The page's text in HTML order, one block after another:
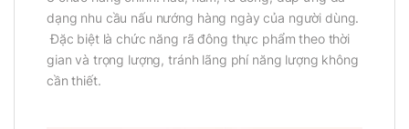
dạng nhu cầu nấu nướng hàng ngày của người dùng.
Đặc biệt là chức năng rã đông thực phẩm theo thời
gian và trọng lượng, tránh lãng phí năng lượng không
cần thiết.